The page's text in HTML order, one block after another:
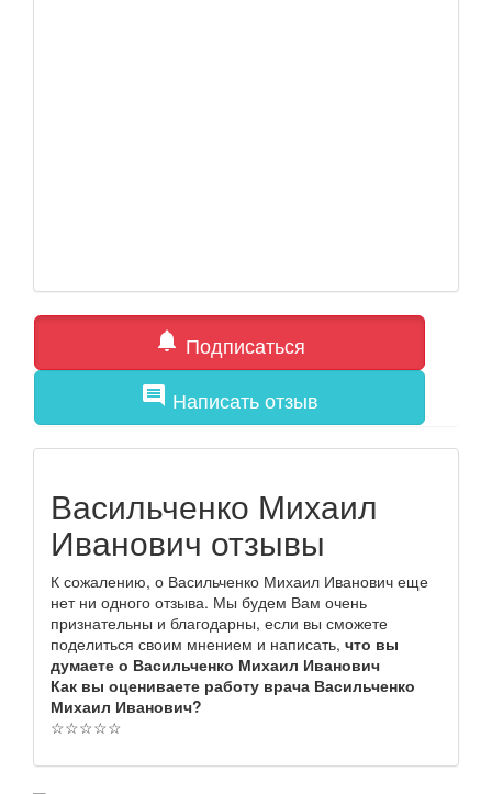
notifications Подписаться
comment Написать отзыв
Васильченко Михаил
Иванович отзывы
К сожалению, о Васильченко Михаил Иванович еще
нет ни одного отзыва. Мы будем Вам очень
признательны и благодарны, если вы сможете
поделиться своим мнением и написать, что вы
думаете о Васильченко Михаил Иванович
Как вы оцениваете работу врача Васильченко
Михаил Иванович?
☆☆☆☆☆